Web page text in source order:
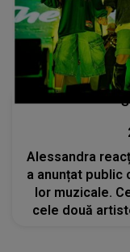
Alessandra
a anunțat public
lor muzicale.
cele două